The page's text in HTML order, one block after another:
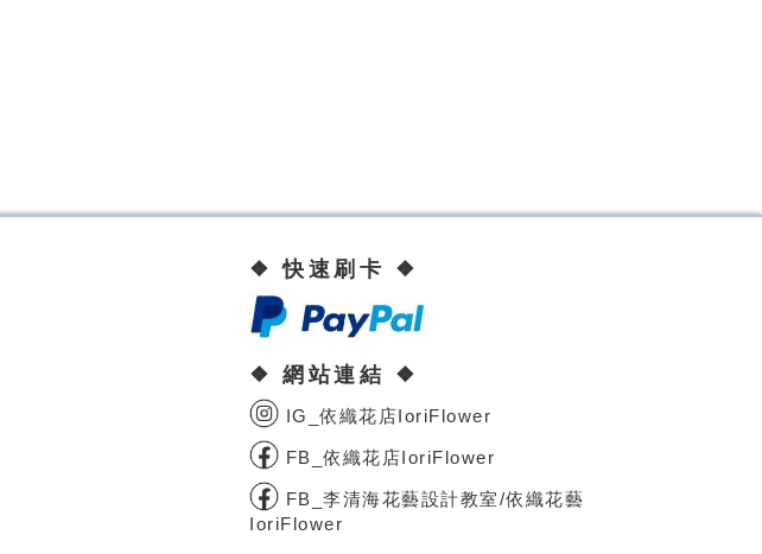
❖ 快速刷卡 ❖
❖ 網站連結 ❖
IG_依織花店IoriFlower
FB_依織花店IoriFlower
FB_李清海花藝設計教室/依織花藝
IoriFlower